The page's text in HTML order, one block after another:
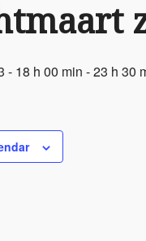
- 18 h 00 min -23 h 30